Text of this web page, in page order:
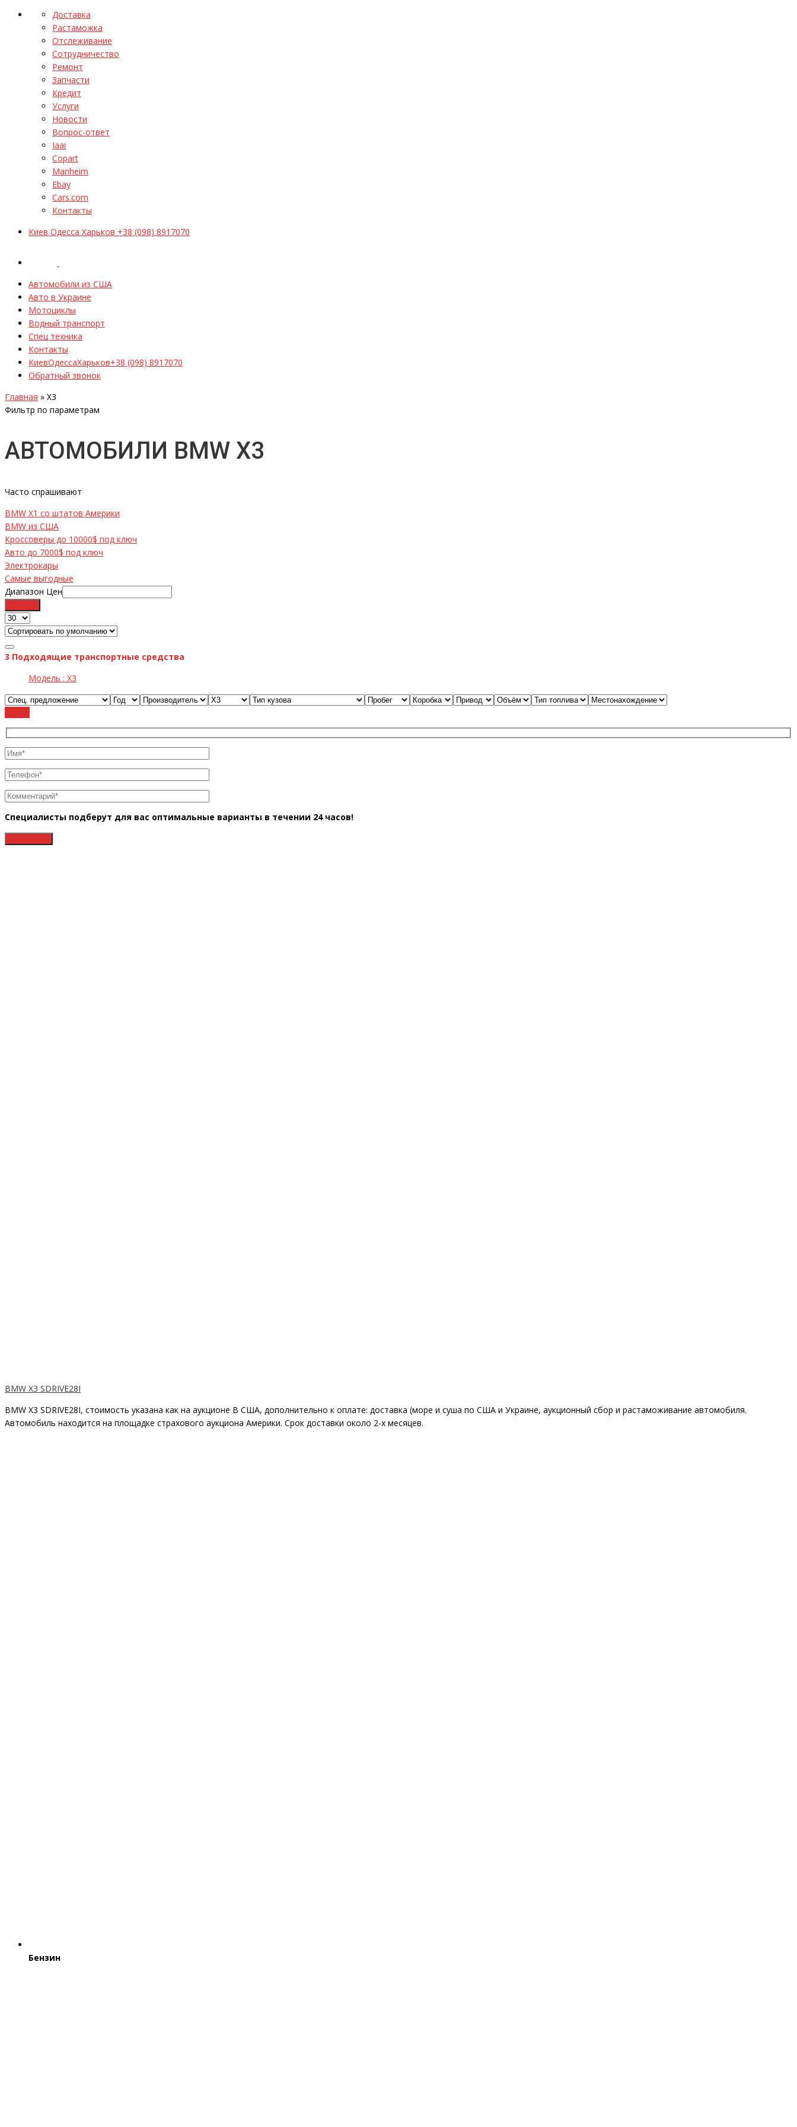
Доставка
Растаможка
Отслеживание
Сотрудничество
Ремонт
Запчасти
Кредит
Услуги
Новости
Вопрос-ответ
Iaai
Copart
Manheim
Ebay
Cars.com
Контакты
Киев Одесса Харьков +38 (098) 8917070
Автомобили из США
Авто в Украине
Мотоциклы
Водный транспорт
Спец техника
Контакты
КиевОдессаХарьков+38 (098) 8917070
Обратный звонок
Главная » X3
Фильтр по параметрам
АВТОМОБИЛИ BMW X3
Часто спрашивают
BMW X1 со штатов Америки
BMW из США
Кроссоверы до 10000$ под ключ
Авто до 7000$ под ключ
Электрокары
Самые выгодные
Диапазон Цен
3 Подходящие транспортные средства
Модель : X3
Специалисты подберут для вас оптимальные варианты в течении 24 часов!
BMW X3 SDRIVE28I
BMW X3 SDRIVE28I, стоимость указана как на аукционе В США, дополнительно к оплате: доставка (море и суша по США и Украине, аукционный сбор и растаможивание автомобиля.
Автомобиль находится на площадке страхового аукциона Америки. Срок доставки около 2-x месяцев.
Бензин